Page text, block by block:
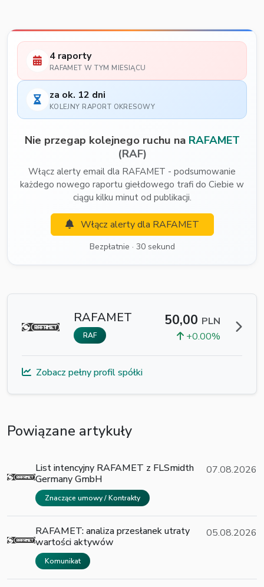
4 raporty
RAFAMET W TYM MIESIĄCU
za ok. 12 dni
KOLEJNY RAPORT OKRESOWY
Nie przegap kolejnego ruchu na RAFAMET
(RAF)
Włącz alerty email dla RAFAMET - podsumowanie
każdego nowego raportu giełdowego trafi do Ciebie w
ciągu kilku minut od publikacji.
Włącz alerty dla RAFAMET
Bezpłatnie · 30 sekund
RAFAMET
RAF
50,00 PLN
+0.00%
Zobacz pełny profil spółki
Powiązane artykuły
List intencyjny RAFAMET z FLSmidth
Germany GmbH
Znaczące umowy / Kontrakty
07.08.2026
RAFAMET: analiza przesłanek utraty
wartości aktywów
Komunikat
05.08.2026